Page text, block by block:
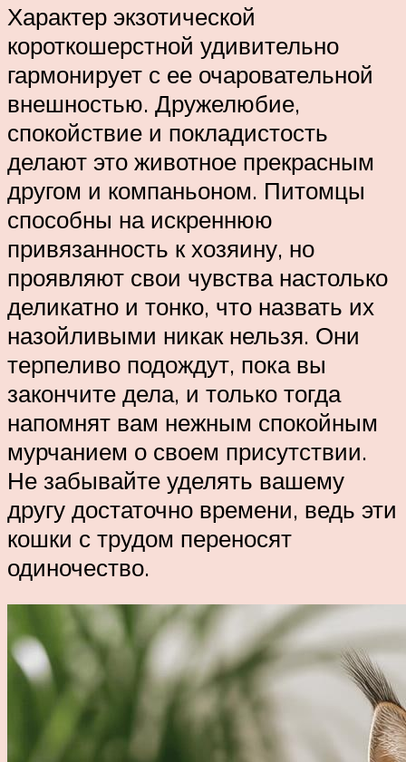
Характер экзотической
короткошерстной удивительно
гармонирует с ее очаровательной
внешностью. Дружелюбие,
спокойствие и покладистость
делают это животное прекрасным
другом и компаньоном. Питомцы
способны на искреннюю
привязанность к хозяину, но
проявляют свои чувства настолько
деликатно и тонко, что назвать их
назойливыми никак нельзя. Они
терпеливо подождут, пока вы
закончите дела, и только тогда
напомнят вам нежным спокойным
мурчанием о своем присутствии.
Не забывайте уделять вашему
другу достаточно времени, ведь эти
кошки с трудом переносят
одиночество.